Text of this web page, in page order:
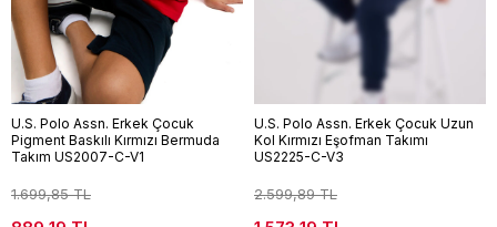
U.S. Polo Assn. Erkek Çocuk
Pigment Baskılı Kırmızı Bermuda
Takım US2007-C-V1
1.699,85 TL
U.S. Polo Assn. Erkek Çocuk Uzun
Kol Kırmızı Eşofman Takımı
US2225-C-V3
2.599,89 TL